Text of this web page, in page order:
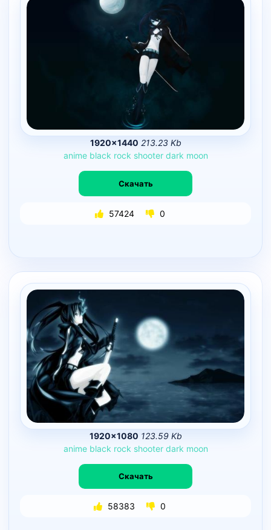
1920×1440 213.23 Kb
anime black rock shooter dark moon
Скачать
57424 0
1920×1080 123.59 Kb
anime black rock shooter dark moon
Скачать
58383 0